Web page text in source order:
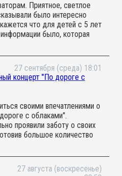
Приятное, светлое
было интересно
что для детей с 5 лет
было, которая
Но и для двухлетнего
27 сентября (среда) 18:01
концерт "По дороге с
своими впечатлениями о
с облаками".
проявили заботу о своих
большое количество
Это впечатлило меня и мою
вовлечены во все
активно
и танцах, старались
27 августа (воскресенье)